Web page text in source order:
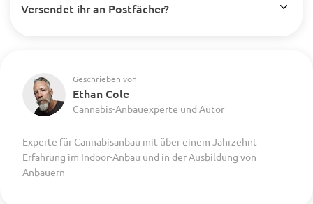
Versendet ihr an Postfächer?
Geschrieben von
Ethan Cole
Cannabis-Anbauexperte und Autor
Experte für Cannabisanbau mit über einem Jahrzehnt
Erfahrung im Indoor-Anbau und in der Ausbildung von
Anbauern